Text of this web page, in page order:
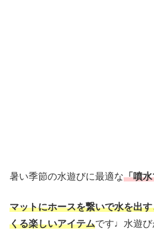
暑い季節の水遊びに最適な「噴
マットにホースを繋いで水を出
くる楽しいアイテムです♩水遊び